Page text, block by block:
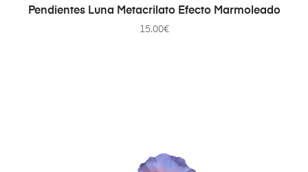
SELECCIONAR OPCIONES
Pendientes Luna Metacrilato Efecto Marmoleado
15.00€